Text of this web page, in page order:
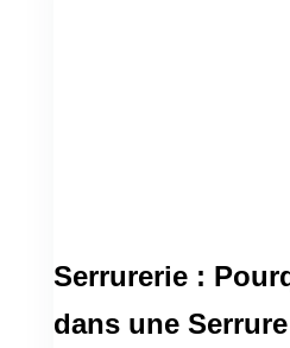
Serrurerie :
dans une